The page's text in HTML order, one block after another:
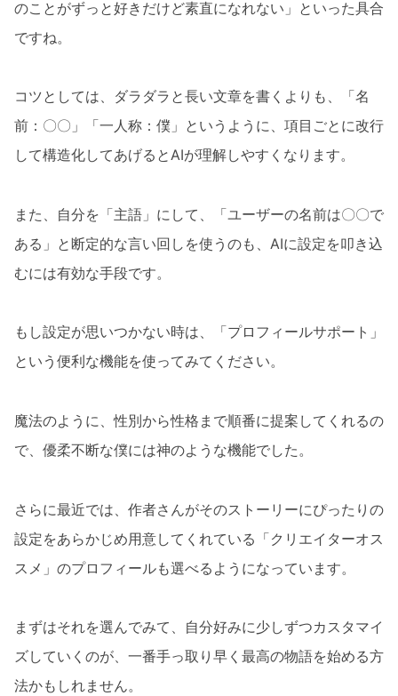
のことがずっと好きだけど素直になれない」といった具合
ですね。
コツとしては、ダラダラと長い文章を書くよりも、「名
前：〇〇」「一人称：僕」というように、項目ごとに改行
して構造化してあげるとAIが理解しやすくなります。
また、自分を「主語」にして、「ユーザーの名前は〇〇で
ある」と断定的な言い回しを使うのも、AIに設定を叩き込
むには有効な手段です。
もし設定が思いつかない時は、「プロフィールサポート」
という便利な機能を使ってみてください。
魔法のように、性別から性格まで順番に提案してくれるの
で、優柔不断な僕には神のような機能でした。
さらに最近では、作者さんがそのストーリーにぴったりの
設定をあらかじめ用意してくれている「クリエイターオス
スメ」のプロフィールも選べるようになっています。
まずはそれを選んでみて、自分好みに少しずつカスタマイ
ズしていくのが、一番手っ取り早く最高の物語を始める方
法かもしれません。